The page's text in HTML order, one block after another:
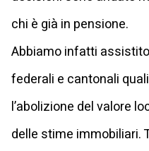
chi è già in pensione.
Abbiamo infatti
federali e cantonali
l’abolizione del valore
delle stime immobiliari.